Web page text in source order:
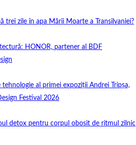
trei zile în apa Mării Moarte a Transilvaniei?
HONOR, partener al BDF
al primei expoziții Andrei Tripșa,
Festival 2026
detox pentru corpul obosit de ritmul zilnic